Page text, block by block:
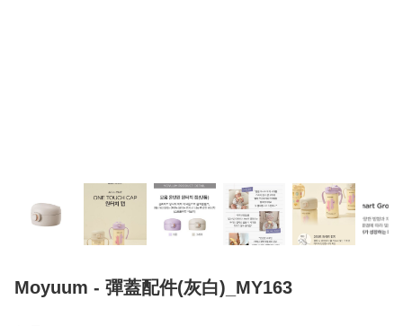
Moyuum - 彈蓋配件(灰白)_MY163